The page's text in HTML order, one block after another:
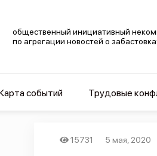
общественный инициативный
по агрегации новостей о
событий Трудовые
15731 5 мая, 2020